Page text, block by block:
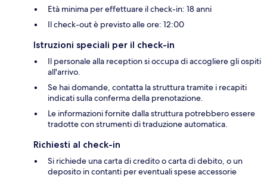
Età minima per effettuare il check-in: 18 anni
Il check-out è previsto alle ore: 12:00
Istruzioni speciali per il check-in
Il personale alla reception si occupa di accogliere gli ospiti
all'arrivo.
Se hai domande, contatta la struttura tramite i recapiti
indicati sulla conferma della prenotazione.
Le informazioni fornite dalla struttura potrebbero essere
tradotte con strumenti di traduzione automatica.
Richiesti al check-in
Si richiede una carta di credito o carta di debito, o un
deposito in contanti per eventuali spese accessorie